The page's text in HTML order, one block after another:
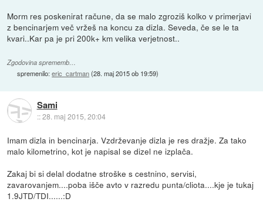
Morm res poskenirat račune, da se malo zgroziš kolko v primerjavi
z bencinarjem več vržeš na koncu za dizla. Seveda, če se le ta
kvari..Kar pa je pri 200k+ km velika verjetnost..
Zgodovina sprememb…
spremenilo:eric_cartman(28. maj 2015 ob 19:59)
Sami
::28. maj 2015, 20:04
Imam dizla in bencinarja. Vzdrževanje dizla je res dražje. Za tako
malo kilometrino, kot je napisal se dizel ne izplača.
Zakaj bi si delal dodatne stroške s cestnino, servisi,
zavarovanjem....poba išče avto v razredu punta/cliota....kje je tukaj
1.9JTD/TDI......:D